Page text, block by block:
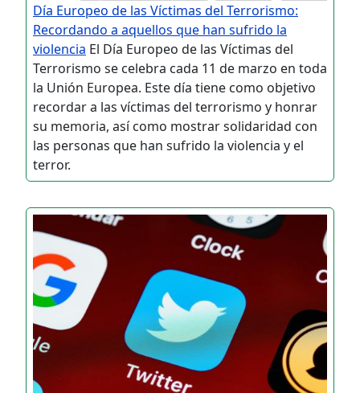
Día Europeo de las Víctimas del Terrorismo:
Recordando a aquellos que han sufrido la
violencia El Día Europeo de las Víctimas del
Terrorismo se celebra cada 11 de marzo en toda
la Unión Europea. Este día tiene como objetivo
recordar a las víctimas del terrorismo y honrar
su memoria, así como mostrar solidaridad con
las personas que han sufrido la violencia y el
terror.